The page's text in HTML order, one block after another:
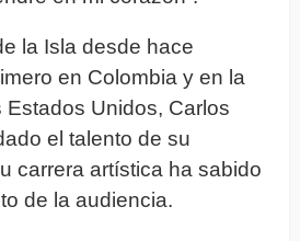
la Isla desde hace
en Colombia y en la
Unidos, Carlos
el talento de su
carrera artística ha sabido
de la audiencia.